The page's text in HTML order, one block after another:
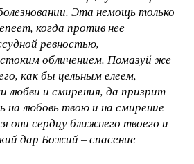
Эта немощь только
когда против нее
ревностью,
обличением. Помазуй же
как бы цельным елеем,
любви и смирения, да призрит
на любовь твою и на смирение
они сердцу ближнего твоего и
дар Божий – спасение